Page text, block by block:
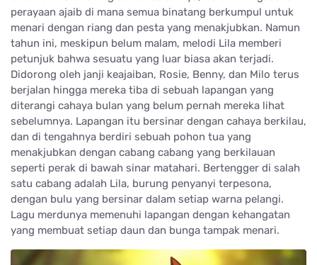
perayaan ajaib di mana semua binatang berkumpul untuk
menari dengan riang dan pesta yang menakjubkan. Namun
tahun ini, meskipun belum malam, melodi Lila memberi
petunjuk bahwa sesuatu yang luar biasa akan terjadi.
Didorong oleh janji keajaiban, Rosie, Benny, dan Milo terus
berjalan hingga mereka tiba di sebuah lapangan yang
diterangi cahaya bulan yang belum pernah mereka lihat
sebelumnya. Lapangan itu bersinar dengan cahaya berkilau,
dan di tengahnya berdiri sebuah pohon tua yang
menakjubkan dengan cabang cabang yang berkilauan
seperti perak di bawah sinar matahari. Bertengger di salah
satu cabang adalah Lila, burung penyanyi terpesona,
dengan bulu yang bersinar dalam setiap warna pelangi.
Lagu merdunya memenuhi lapangan dengan kehangatan
yang membuat setiap daun dan bunga tampak menari.